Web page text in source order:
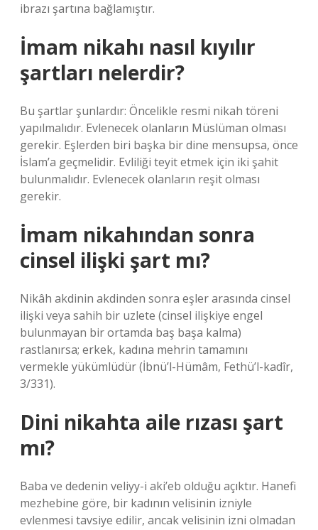
ibrazı şartına bağlamıştır.
İmam nikahı nasıl kıyılır
şartları nelerdir?
Bu şartlar şunlardır: Öncelikle resmi nikah töreni
yapılmalıdır. Evlenecek olanların Müslüman olması
gerekir. Eşlerden biri başka bir dine mensupsa, önce
İslam’a geçmelidir. Evliliği teyit etmek için iki şahit
bulunmalıdır. Evlenecek olanların reşit olması
gerekir.
İmam nikahından sonra
cinsel ilişki şart mı?
Nikâh akdinin akdinden sonra eşler arasında cinsel
ilişki veya sahih bir uzlete (cinsel ilişkiye engel
bulunmayan bir ortamda baş başa kalma)
rastlanırsa; erkek, kadına mehrin tamamını
vermekle yükümlüdür (İbnü’l-Hümâm, Fethü’l-kadîr,
3/331).
Dini nikahta aile rızası şart
mı?
Baba ve dedenin veliyy-i aki’eb olduğu açıktır. Hanefi
mezhebine göre, bir kadının velisinin izniyle
evlenmesi tavsiye edilir, ancak velisinin izni olmadan